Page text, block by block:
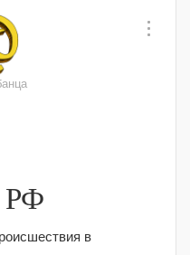
РФ
в